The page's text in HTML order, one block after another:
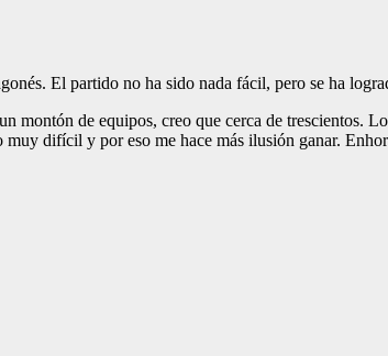
El partido no ha sido nada fácil, pero se ha
de equipos, creo que cerca de trescientos.
difícil y por eso me hace más ilusión ganar.